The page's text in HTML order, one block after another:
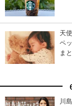
天
ペ
ま
川